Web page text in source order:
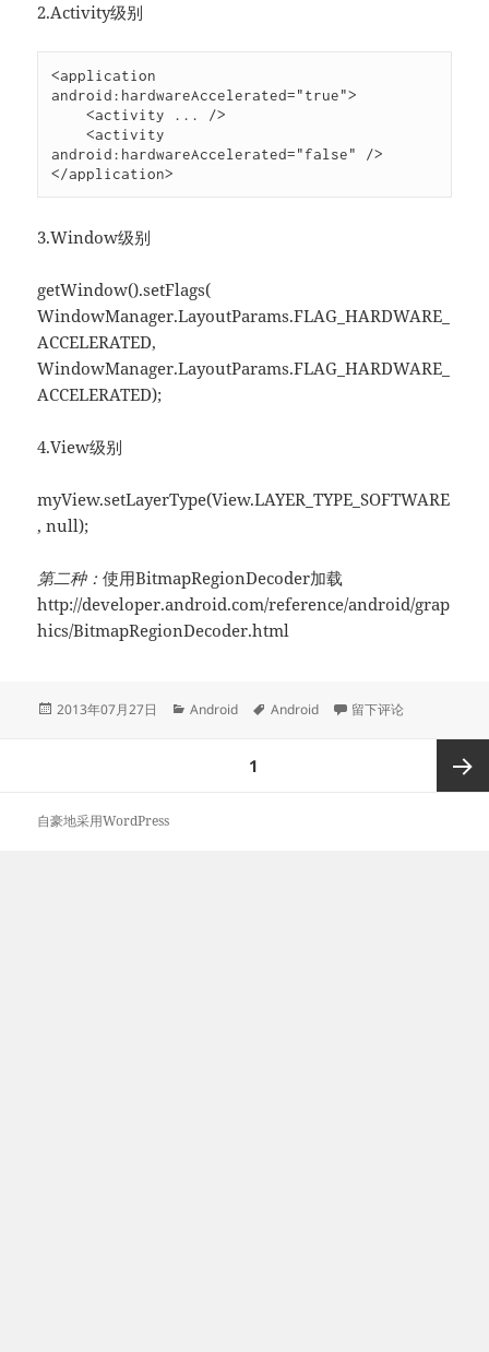
2.Activity级别
<application
android:hardwareAccelerated="true">
<activity ... />
<activity
android:hardwareAccelerated="false" />
</application>
3.Window级别
getWindow().setFlags(
WindowManager.LayoutParams.FLAG_HARDWARE_
ACCELERATED,
WindowManager.LayoutParams.FLAG_HARDWARE_
ACCELERATED);
4.View级别
myView.setLayerType(View.LAYER_TYPE_SOFTWARE
, null);
第二种：使用BitmapRegionDecoder加载
http://developer.android.com/reference/android/grap
hics/BitmapRegionDecoder.html
发
2013年07月27日
分
Android
标
Android 于Android texture限制
留下评论
1
自豪地采用WordPress